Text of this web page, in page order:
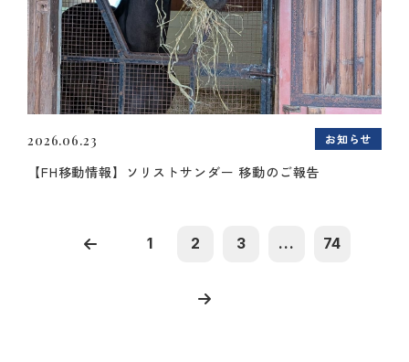
2026.06.23 お知らせ
【FH移動情報】ソリストサンダー 移動のご報告
1 2 3 ... 74